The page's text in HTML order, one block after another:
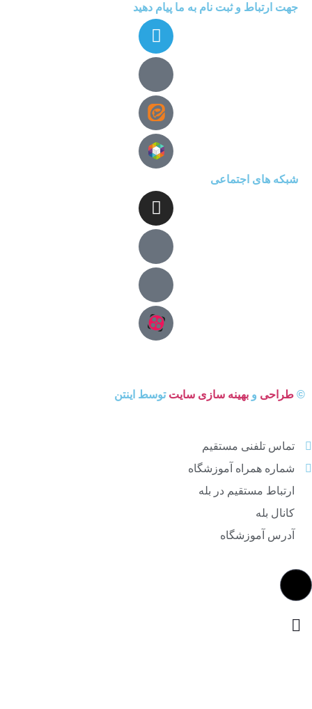
جهت ارتباط و ثبت نام به ما پیام دهید
شبکه های اجتماعی
© طراحی و بهینه سازی سایت توسط اینتن
تماس تلفنی مستقیم
شماره همراه آموزشگاه
ارتباط مستقیم در بله
کانال بله
آدرس آموزشگاه